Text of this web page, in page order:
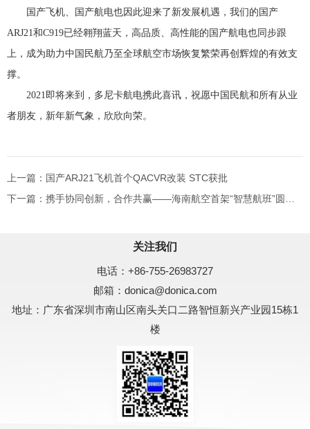
国产飞机、国产航电也因此迎来了新发展机遇，我们的国产
ARJ21和C919已经翱翔蓝天，高品质、高性能的国产航电也同步跟
上， 成为助力中国民航乃至全球航空市场恢复繁荣再创辉煌的有效支
撑。
2021 即将来到，多尼卡航电携此喜讯，祝愿中国民航和所有从业
者朋友，新年新气象，欣欣向荣。
上一篇：国产ARJ21飞机首个QACVR改装 STC获批
下一篇：携手协同创新，合作共赢——海南航空首架“智慧航班”圆满
关注我们
电话： +86-755-26983727
邮箱： donica@donica.com
地址：广东省深圳市南山区南头关口二路智恒新兴产业园15栋1
楼